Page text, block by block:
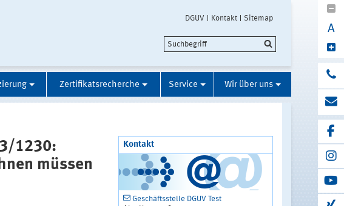
DGUV Kontakt Sitemap
A
Zertifikatsrecherche Service Wir über uns
1230:
müssen
Kontakt
Geschäftsstelle DGUV Test